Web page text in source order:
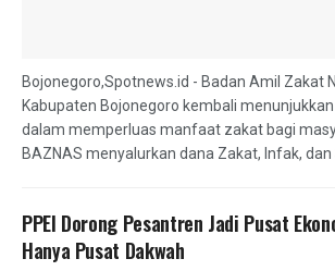
Bojonegoro,Spotnews.id - Badan Amil Zakat
Kabupaten Bojonegoro kembali
dalam memperluas manfaat zakat bagi
BAZNAS menyalurkan dana Zakat, Infak, dan
PPEI Dorong Pesantren Jadi Pusat
Hanya Pusat Dakwah